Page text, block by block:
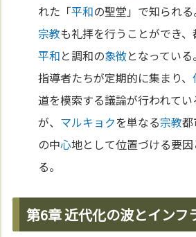
れた「平和の聖堂」で知られ
宗教も礼拝を行うことができ
平和と調和の象徴となってい
指導者たちが定期的に集まり、
道を模索する議論が行われて
が、 マルキョクを単なる宗教
の中心地として位置づける要
る。
第6章 近代化の波とインフ